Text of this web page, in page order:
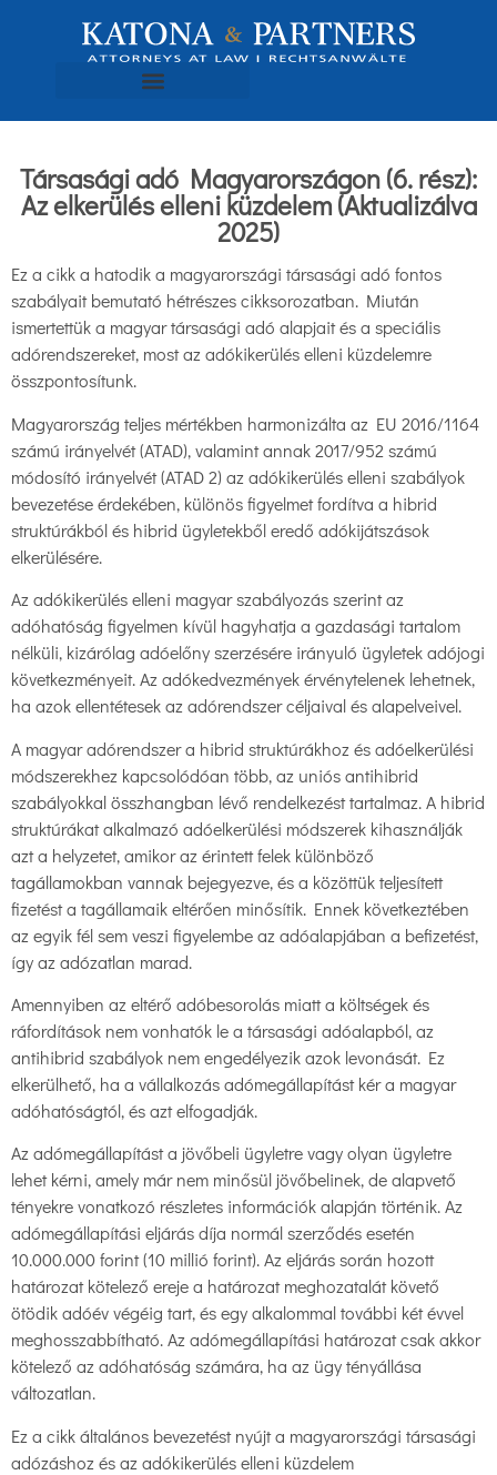
Társasági adó Magyarországon (6. rész):
Az elkerülés elleni küzdelem (Aktualizálva
2025)
Ez a cikk a hatodik a magyarországi társasági adó fontos
szabályait bemutató hétrészes cikksorozatban. Miután
ismertettük a magyar társasági adó alapjait és a speciális
adórendszereket, most az adókikerülés elleni küzdelemre
összpontosítunk.
Magyarország teljes mértékben harmonizálta az EU 2016/1164
számú irányelvét (ATAD), valamint annak 2017/952 számú
módosító irányelvét (ATAD 2) az adókikerülés elleni szabályok
bevezetése érdekében, különös figyelmet fordítva a hibrid
struktúrákból és hibrid ügyletekből eredő adókijátszások
elkerülésére.
Az adókikerülés elleni magyar szabályozás szerint az
adóhatóság figyelmen kívül hagyhatja a gazdasági tartalom
nélküli, kizárólag adóelőny szerzésére irányuló ügyletek adójogi
következményeit. Az adókedvezmények érvénytelenek lehetnek,
ha azok ellentétesek az adórendszer céljaival és alapelveivel.
A magyar adórendszer a hibrid struktúrákhoz és adóelkerülési
módszerekhez kapcsolódóan több, az uniós antihibrid
szabályokkal összhangban lévő rendelkezést tartalmaz. A hibrid
struktúrákat alkalmazó adóelkerülési módszerek kihasználják
azt a helyzetet, amikor az érintett felek különböző
tagállamokban vannak bejegyezve, és a közöttük teljesített
fizetést a tagállamaik eltérően minősítik. Ennek következtében
az egyik fél sem veszi figyelembe az adóalapjában a befizetést,
így az adózatlan marad.
Amennyiben az eltérő adóbesorolás miatt a költségek és
ráfordítások nem vonhatók le a társasági adóalapból, az
antihibrid szabályok nem engedélyezik azok levonását. Ez
elkerülhető, ha a vállalkozás adómegállapítást kér a magyar
adóhatóságtól, és azt elfogadják.
Az adómegállapítást a jövőbeli ügyletre vagy olyan ügyletre
lehet kérni, amely már nem minősül jövőbelinek, de alapvető
tényekre vonatkozó részletes információk alapján történik. Az
adómegállapítási eljárás díja normál szerződés esetén
10.000.000 forint (10 millió forint). Az eljárás során hozott
határozat kötelező ereje a határozat meghozatalát követő
ötödik adóév végéig tart, és egy alkalommal további két évvel
meghosszabbítható. Az adómegállapítási határozat csak akkor
kötelező az adóhatóság számára, ha az ügy tényállása
változatlan.
Ez a cikk általános bevezetést nyújt a magyarországi társasági
adózáshoz és az adókikerülés elleni küzdelem